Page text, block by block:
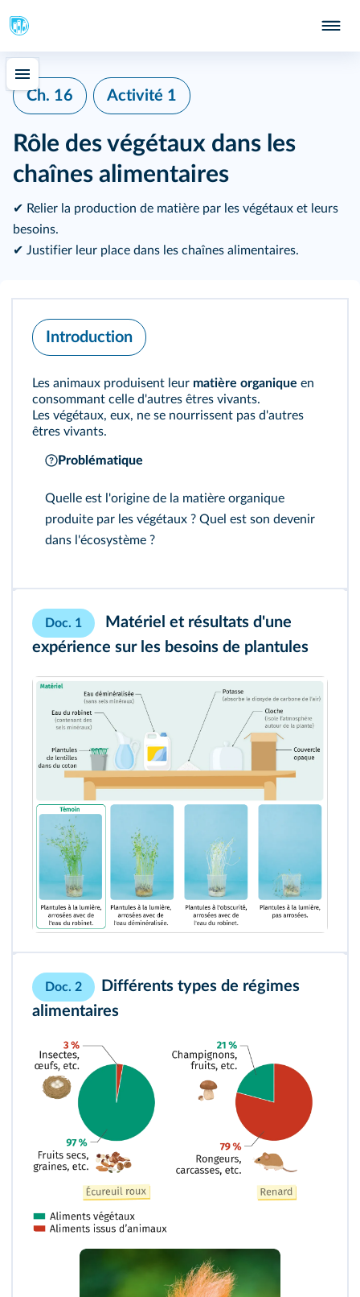
Ch. 16 Activité 1
Rôle des végétaux dans les
chaînes alimentaires
✔ Relier la production de matière par les végétaux et leurs
besoins.
✔ Justifier leur place dans les chaînes alimentaires.
Introduction
Les animaux produisent leur matière organique en
consommant celle d'autres êtres vivants.
Les végétaux, eux, ne se nourrissent pas d'autres
êtres vivants.
Problématique
Quelle est l'origine de la matière organique
produite par les végétaux ? Quel est son devenir
dans l'écosystème ?
Doc. 1
Matériel et résultats d'une
expérience sur les besoins de plantules
Doc. 2
Différents types de régimes
alimentaires